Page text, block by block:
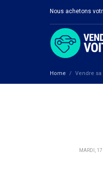
Nous achetons
Home Vendre sa
MARDI,